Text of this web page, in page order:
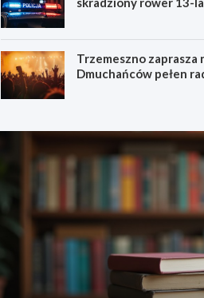
Trzemeszno zaprasza
Dmuchańców pełen